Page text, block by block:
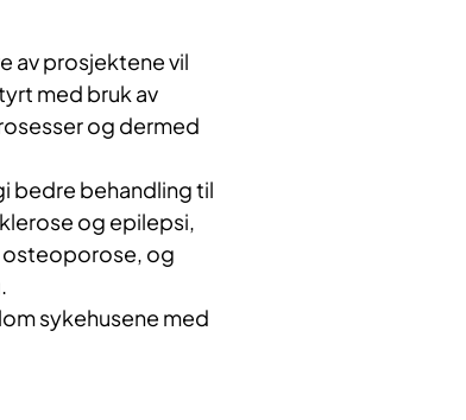
av prosjektene vil
med bruk av
og dermed
bedre behandling til
og epilepsi,
osteoporose, og
sykehusene med